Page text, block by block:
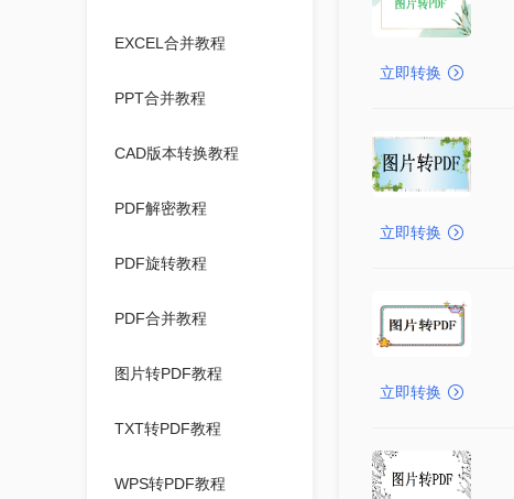
EXCEL合并教程
PPT合并教程
CAD版本转换教程
PDF解密教程
PDF旋转教程
PDF合并教程
图片转PDF教程
TXT转PDF教程
WPS转PDF教程
立即转换
立即转换
立即转换